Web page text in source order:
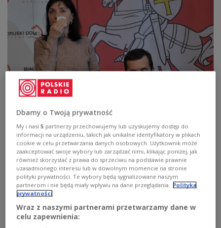
NEXTA Ramana Pratasiewicza Natalia Pratasiewicz i Dzmitry
- Chcę się do was zwrócić jako matka Ramana -
chcę, żebyście usłyszeli mój krzyk, krzyk mojej
duszy, żebyście zrozumieli, jak nam jest teraz
ciężko i jak bardzo przeżywamy ten absurd, tę
sytuację - mówiła na konferencji prasowej Natalia
Dbamy o Twoją prywatność
My i nasi5 partnerzy przechowujemy lub uzyskujemy dostęp do
informacji na urządzeniu, takich jak unikalne identyfikatory w plikach
cookie w celu przetwarzania danych osobowych. Użytkownik może
zaakceptować swoje wybory lub zarządzać nimi, klikając poniżej, jak
również skorzystać z prawa do sprzeciwu na podstawie prawnie
uzasadnionego interesu lub w dowolnym momencie na stronie
polityki prywatności. Te wybory będą sygnalizowane naszym
partnerom i nie będą miały wpływu na dane przeglądania.
Polityka
prywatności
Wraz z naszymi partnerami przetwarzamy dane w
celu zapewnienia: